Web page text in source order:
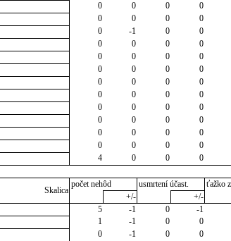
0 0 0 0
0 0 0 0
0 -1 0 0
0 0 0 0
0 0 0 0
0 0 0 0
0 0 0 0
0 0 0 0
0 0 0 0
0 0 0 0
0 0 0 0
0 0 0 0
4 0 0 0
Skalica
počet nehôd usmrtení účast. ťažko
+/-
+/-
5 -1 0 -1
1 -1 0 0
0 -1 0 0